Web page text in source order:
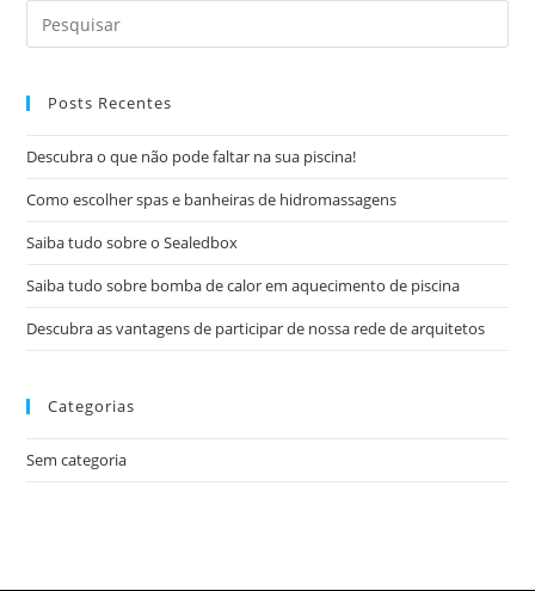
Posts Recentes
Descubra o que não pode faltar na sua piscina!
Como escolher spas e banheiras de hidromassagens
Saiba tudo sobre o Sealedbox
Saiba tudo sobre bomba de calor em aquecimento de piscina
Descubra as vantagens de participar de nossa rede de arquitetos
Categorias
Sem categoria